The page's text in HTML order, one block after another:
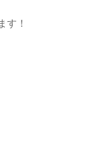
す！